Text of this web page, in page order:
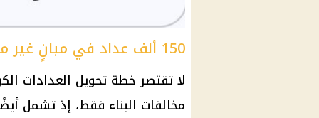
150 ألف عداد في مبانٍ غير مخالفة
لا تقتصر خطة تحويل العدادات